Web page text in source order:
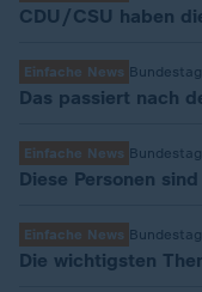
CDU/CSU haben
Das passiert nach
Einfache News
Diese Personen
Einfache News
Die wichtigsten
Einfache News